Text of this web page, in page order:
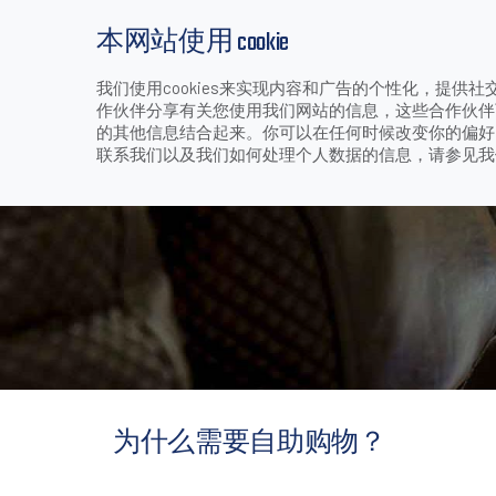
本网站使用 cookie
我们使用cookies来实现内容和广告的个性化，提供
作伙伴分享有关您使用我们网站的信息，这些合作伙
的其他信息结合起来。你可以在任何时候改变你的偏
联系我们以及我们如何处理个人数据的信息，请参见
产品 行业和应用 下载 支持和服务
首页 >行业和应用> 零售业 > 杂货 - 店内&销售点>自助
为什么需要自助购物？